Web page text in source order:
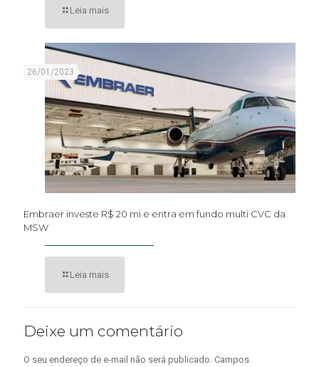
Leia mais
26/01/2023
Embraer investe R$ 20 mi e entra em fundo multi CVC da
MSW
Leia mais
Deixe um comentário
O seu endereço de e-mail não será publicado. Campos